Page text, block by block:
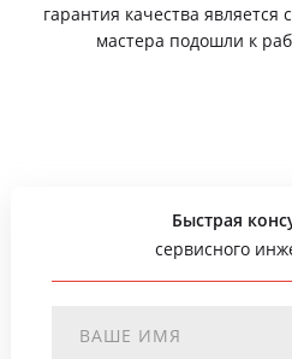
гарантия качества является
мастера подошли к
Быстрая
сервисного